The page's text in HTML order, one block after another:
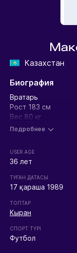
Казахстан
Биография
Вратарь
Рост 183 см
Вес 80 кг
Подробнее
USER.AGE
36 лет
ТУҒАН ДАТАСЫ
17 қараша 1989
ТОПТАР
Кыран
СПОРТ ТҮРІ
Футбол